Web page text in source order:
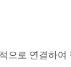
으로 연결하여